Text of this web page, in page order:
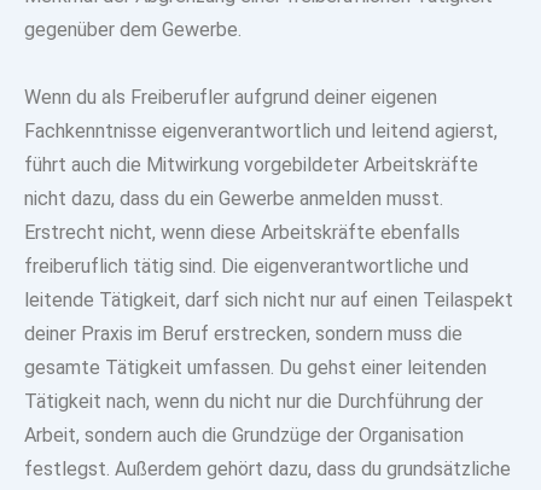
gegenüber dem Gewerbe.
Wenn du als Freiberufler aufgrund deiner eigenen
Fachkenntnisse eigenverantwortlich und leitend agierst,
führt auch die Mitwirkung vorgebildeter Arbeitskräfte
nicht dazu, dass du ein Gewerbe anmelden musst.
Erstrecht nicht, wenn diese Arbeitskräfte ebenfalls
freiberuflich tätig sind. Die eigenverantwortliche und
leitende Tätigkeit, darf sich nicht nur auf einen Teilaspekt
deiner Praxis im Beruf erstrecken, sondern muss die
gesamte Tätigkeit umfassen. Du gehst einer leitenden
Tätigkeit nach, wenn du nicht nur die Durchführung der
Arbeit, sondern auch die Grundzüge der Organisation
festlegst. Außerdem gehört dazu, dass du grundsätzliche